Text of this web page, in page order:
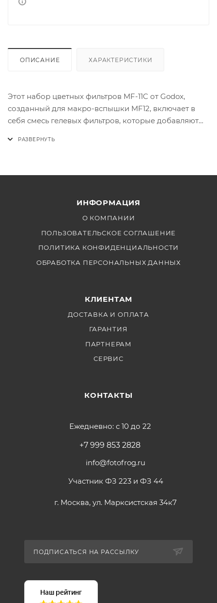
ОПИСАНИЕ ХАРАКТЕРИСТИКИ
Этот набор цветных фильтров MF-11C от Godox,
созданный для макро-вспышки MF12, включает в
себя смесь гелевых фильтров, которые добавляют
ИНФОРМАЦИЯ
О КОМПАНИИ
ПОЛЬЗОВАТЕЛЬСКОЕ СОГЛАШЕНИЕ
ПОЛИТИКА КОНФИДЕНЦИАЛЬНОСТИ
ОБРАБОТКА ПЕРСОНАЛЬНЫХ ДАННЫХ
КЛИЕНТАМ
ДОСТАВКА И ОПЛАТА
ГАРАНТИЯ
ПАРТНЕРАМ
СЕРВИС
КОНТАКТЫ
Ежедневно: с 10 до 22
+7 999 853 2828
info@fotofrog.ru
Участник ФЗ 223 и ФЗ 44
г. Москва, ул. Марксистская 34к7
ПОДПИСАТЬСЯ НА РАССЫЛКУ